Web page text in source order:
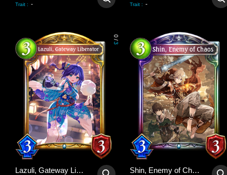
Trait : - Trait : -
0
/
3
Lazuli, Gateway Liberator Shin, Enemy of Chaos